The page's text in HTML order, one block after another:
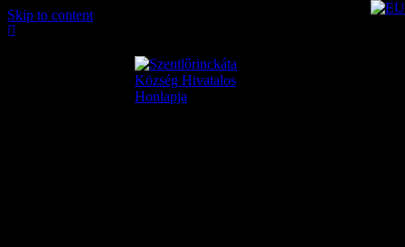
Skip to content